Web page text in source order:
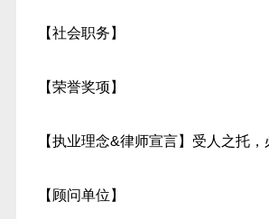
【社会职务】
【荣誉奖项】
【执业理念&律师宣言】受人之托
【顾问单位】